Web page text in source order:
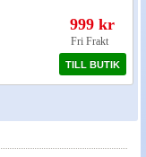
999 kr
Fri Frakt
TILL BUTIK